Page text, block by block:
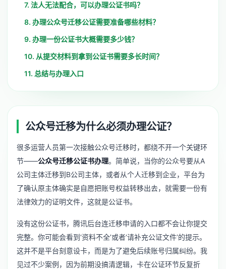
7. 法人无法配合，可以办理公证书吗？
8. 办理公众号迁移公证需要准备哪些材料？
9. 办理一份公证书大概需要多少钱？
10. 从提交材料到拿到公证书需要多长时间？
11. 总结与办理入口
公众号迁移为什么必须办理公证？
很多运营人员第一次接触公众号迁移时，都绕不开一个关键环
节——公众号迁移公证书办理。简单说，当你的公众号要从A
公司主体迁移到B公司主体，或者从个人迁移到企业，平台为
了确认原主体确实是自愿把账号权益转移出去，就需要一份有
法律效力的证明文件，这就是公证书。
没有这份公证书，腾讯后台连迁移申请的入口都不会让你提交
完整。你可能会看到‘资料不全’或者‘请补充公证文件’的提示。
这并不是平台刻意设卡，而是为了避免后续账号归属纠纷。我
见过不少案例，因为前期没搞清逻辑，卡在公证环节反复折